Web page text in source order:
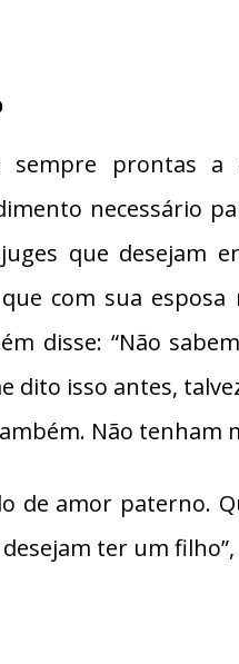
sempre prontas
necessário
que desejam
com sua
disse: “Não
dito isso antes,
Não tenham
amor paterno.
ter um